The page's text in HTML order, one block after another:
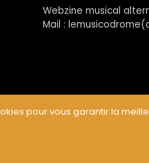
Webzine musical
Mail :
pour vous garantir la